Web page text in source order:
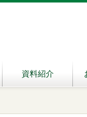
資料紹介